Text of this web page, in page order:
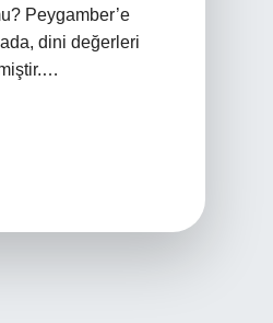
Peygamber’e
dini değerleri